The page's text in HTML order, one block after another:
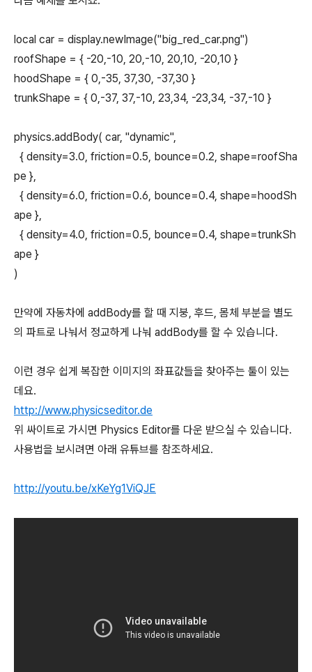
local car = display.newImage("big_red_car.png")
roofShape = { -20,-10, 20,-10, 20,10, -20,10 }
hoodShape = { 0,-35, 37,30, -37,30 }
trunkShape = { 0,-37, 37,-10, 23,34, -23,34, -37,-10 }
physics.addBody( car, "dynamic",
{ density=3.0, friction=0.5, bounce=0.2, shape=roofSha
pe },
{ density=6.0, friction=0.6, bounce=0.4, shape=hoodSh
ape },
{ density=4.0, friction=0.5, bounce=0.4, shape=trunkSh
ape }
)
만약에 자동차에 addBody를 할 때 지붕, 후드, 몸체 부분을 별도
의 파트로 나눠서 정교하게 나눠 addBody를 할 수 있습니다.
이런 경우 쉽게 복잡한 이미지의 좌표값들을 찾아주는 툴이 있는
데요.
http://www.physicseditor.de
위 싸이트로 가시면 Physics Editor를 다운 받으실 수 있습니다.
사용법을 보시려면 아래 유튜브를 참조하세요.
http://youtu.be/xKeYg1ViQJE